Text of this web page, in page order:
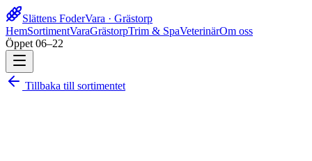
Slättens FoderVara · Grästorp
HemSortimentVaraGrästorpTrim & SpaVeterinärOm oss
Öppet 06–22
Tillbaka till sortimentet